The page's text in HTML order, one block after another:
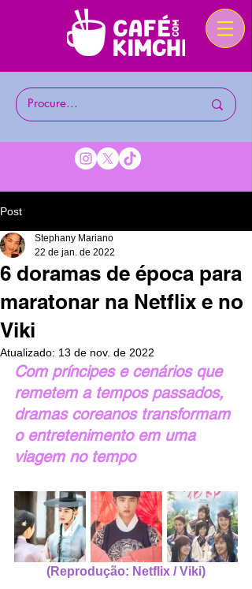
Post
6 doramas de época para
maratonar na Netflix e no
Viki
Stephany Mariano
22 de jan. de 2022
Atualizado: 13 de nov. de 2022
Com príncipes e cenários que
remetem a tempos passados,
dramas coreanos transformam
o entretenimento em uma
viagem no tempo
(Reprodução: Netflix / Viki)